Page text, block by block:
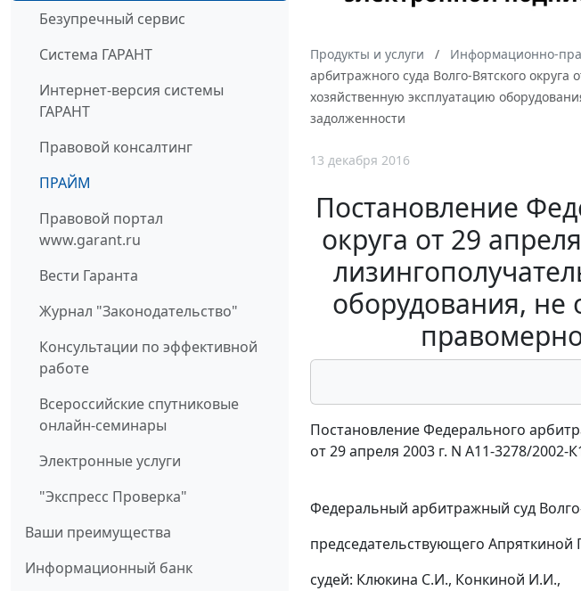
Безупречный сервис
Система ГАРАНТ
Интернет-версия системы
ГАРАНТ
Правовой консалтинг
ПРАЙМ
Правовой портал
www.garant.ru
Вести Гаранта
Журнал "Законодательство"
Консультации по эффективной
работе
Всероссийские спутниковые
онлайн-семинары
Электронные услуги
"Экспресс Проверка"
Ваши преимущества
Информационный банк
Продукты и услуги Информационно-
арбитражного суда Волго-Вятского
хозяйственную эксплуатацию
задолженности
13 декабря 2016
Постановление
округа от 29
оборудования, не
Постановление Федерального
от 29 апреля 2003 г. N А11-3278/2002-
Федеральный арбитражный суд Волго-
председательствующего Апряткиной
судей: Клюкина С.И., Конкиной И.И.,